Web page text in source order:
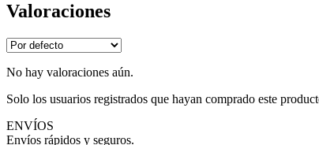
Valoraciones
No hay valoraciones aún.
Solo los usuarios registrados que hayan comprado este
ENVÍOS
Envíos rápidos y seguros.